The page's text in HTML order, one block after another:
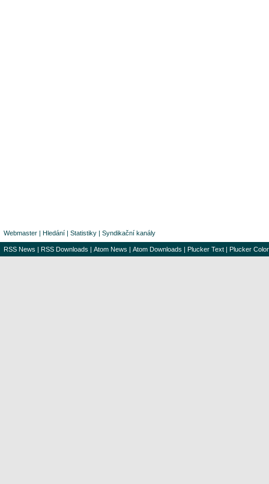
Webmaster | Hledání | Statistiky | Syndikační kanály
RSS News | RSS Downloads | Atom News | Atom Downloads | Plucker Text | Plucker Color